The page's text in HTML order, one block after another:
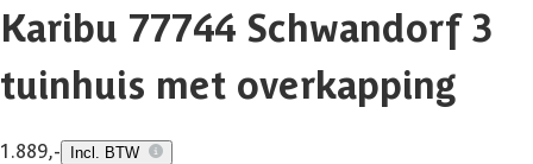
Karibu 77744 Schwandorf 3
tuinhuis met overkapping
1.889,- Incl. BTW